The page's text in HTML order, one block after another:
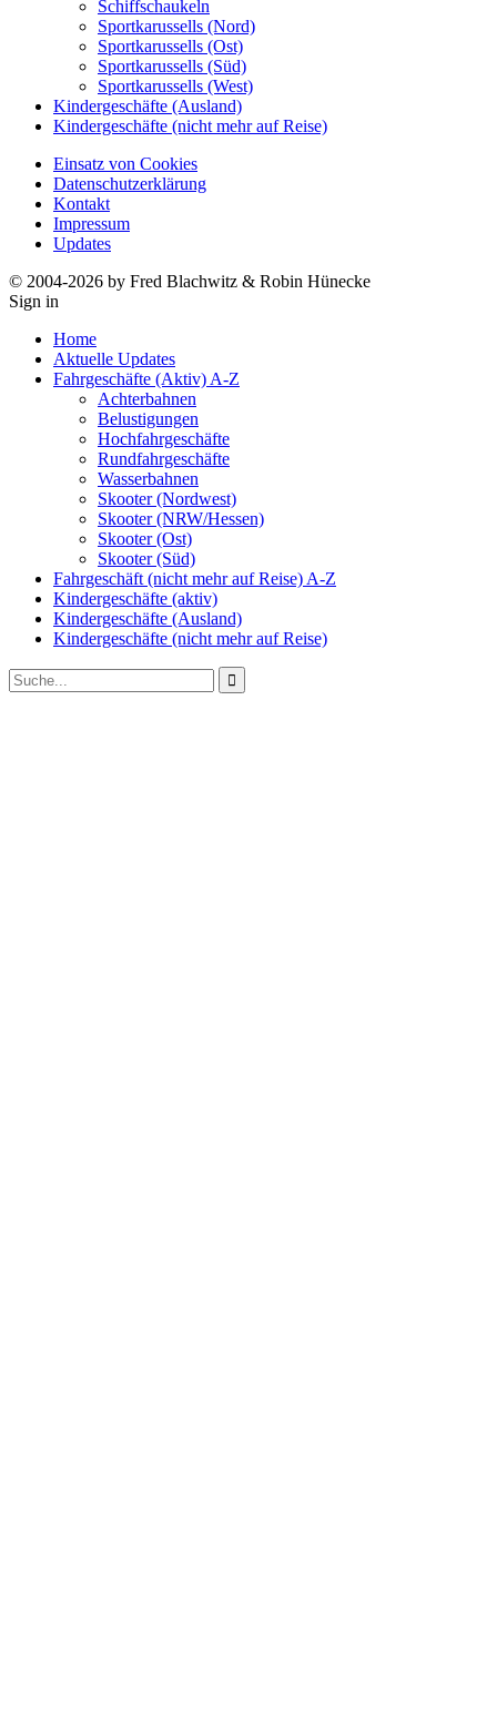
Schiffschaukeln
Sportkarussells (Nord)
Sportkarussells (Ost)
Sportkarussells (Süd)
Sportkarussells (West)
Kindergeschäfte (Ausland)
Kindergeschäfte (nicht mehr auf Reise)
Einsatz von Cookies
Datenschutzerklärung
Kontakt
Impressum
Updates
© 2004-2026 by Fred Blachwitz & Robin Hünecke
Sign in
Home
Aktuelle Updates
Fahrgeschäfte (Aktiv) A-Z
Achterbahnen
Belustigungen
Hochfahrgeschäfte
Rundfahrgeschäfte
Wasserbahnen
Skooter (Nordwest)
Skooter (NRW/Hessen)
Skooter (Ost)
Skooter (Süd)
Fahrgeschäft (nicht mehr auf Reise) A-Z
Kindergeschäfte (aktiv)
Kindergeschäfte (Ausland)
Kindergeschäfte (nicht mehr auf Reise)